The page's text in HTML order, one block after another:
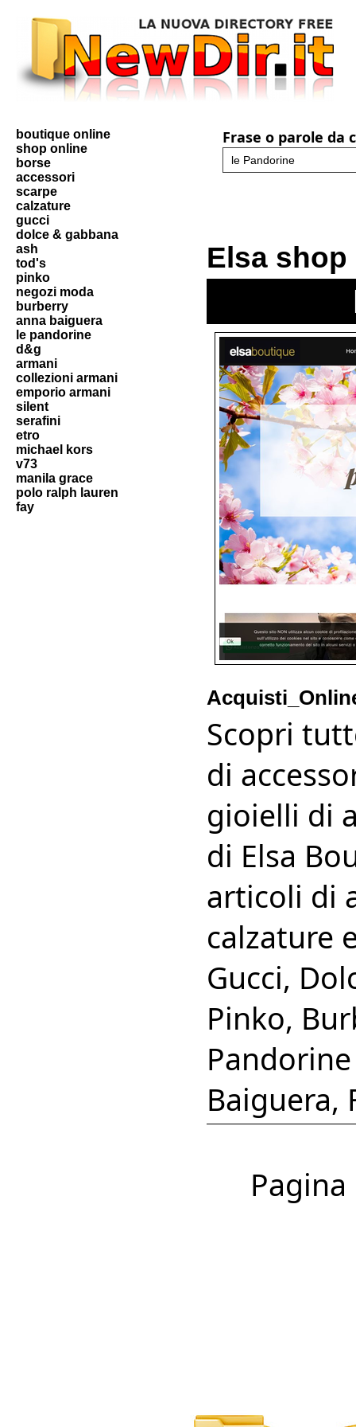
boutique online
shop online
borse
accessori
scarpe
calzature
gucci
dolce & gabbana
ash
tod's
pinko
negozi moda
burberry
anna baiguera
le pandorine
d&g
armani
collezioni armani
emporio armani
silent
serafini
etro
michael kors
v73
manila grace
polo ralph lauren
fay
Frase o parole da
Elsa
Scopri
di
gioielli di
di Elsa
articoli di
calzature
Gucci,
Pinko,
Baiguera,